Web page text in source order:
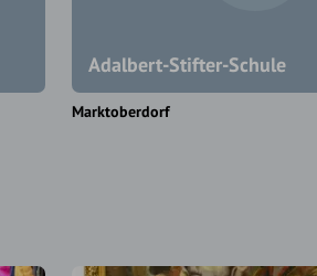
Adalbert-Stifter-Schule
Marktoberdorf